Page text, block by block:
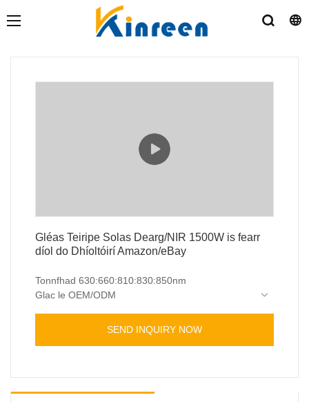
Gléas Teiripe Solas Dearg/NIR 1500W is fearr
díol do Dhíoltóirí Amazon/eBay
Tonnfhad 630:660:810:830:850nm
Glac le OEM/ODM
SEND INQUIRY NOW